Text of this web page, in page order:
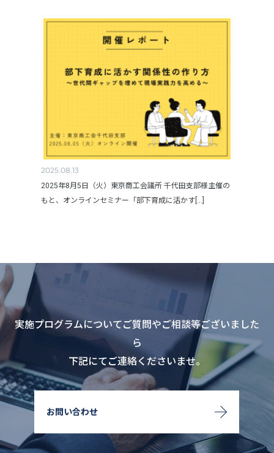
2025.08.13
2025年8月5日（火）東京商工会議所 千代田支部様主催の
もと、オンラインセミナー「部下育成に活かす[...]
実施プログラムについてご質問やご相談等ございました
ら
下記にてご連絡くださいませ。
お問い合わせ